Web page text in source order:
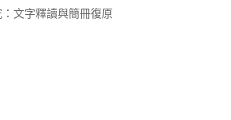
文字釋讀與簡冊復原